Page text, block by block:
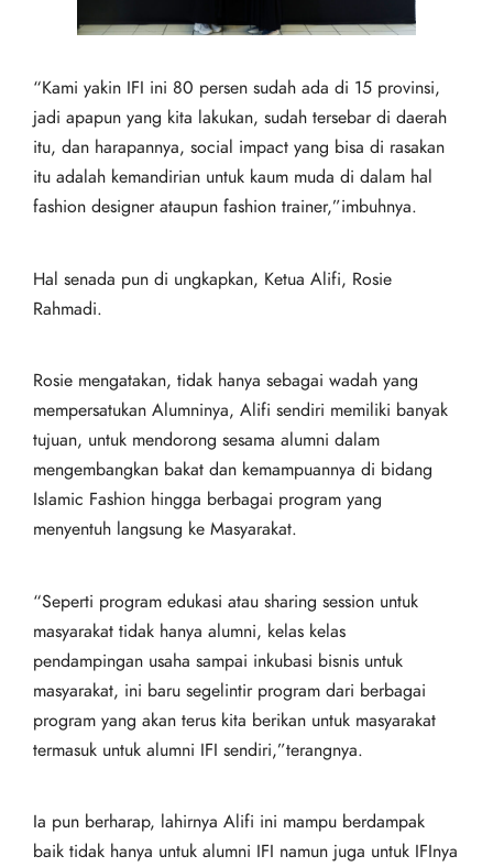
“Kami yakin IFI ini 80 persen sudah ada di 15 provinsi,
jadi apapun yang kita lakukan, sudah tersebar di daerah
itu, dan harapannya, social impact yang bisa di rasakan
itu adalah kemandirian untuk kaum muda di dalam hal
fashion designer ataupun fashion trainer,”imbuhnya.
Hal senada pun di ungkapkan, Ketua Alifi, Rosie
Rahmadi.
Rosie mengatakan, tidak hanya sebagai wadah yang
mempersatukan Alumninya, Alifi sendiri memiliki banyak
tujuan, untuk mendorong sesama alumni dalam
mengembangkan bakat dan kemampuannya di bidang
Islamic Fashion hingga berbagai program yang
menyentuh langsung ke Masyarakat.
“Seperti program edukasi atau sharing session untuk
masyarakat tidak hanya alumni, kelas kelas
pendampingan usaha sampai inkubasi bisnis untuk
masyarakat, ini baru segelintir program dari berbagai
program yang akan terus kita berikan untuk masyarakat
termasuk untuk alumni IFI sendiri,”terangnya.
Ia pun berharap, lahirnya Alifi ini mampu berdampak
baik tidak hanya untuk alumni IFI namun juga untuk IFInya